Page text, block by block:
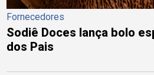
Fornecedores
Sodiê Doces lança bolo
dos Pais